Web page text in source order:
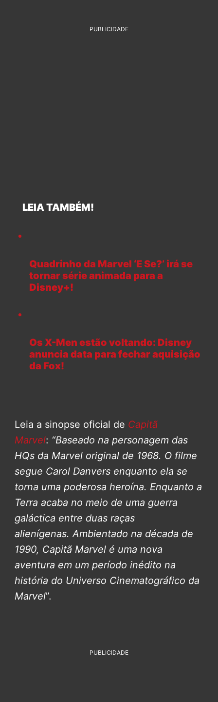
PUBLICIDADE
LEIA TAMBÉM!
Quadrinho da Marvel ‘E Se?’ irá se
tornar série animada para a
Disney+!
Os X-Men estão voltando: Disney
anuncia data para fechar aquisição
da Fox!
Leia a sinopse oficial de Capitã
Marvel: “Baseado na personagem das
HQs da Marvel original de 1968. O filme
segue Carol Danvers enquanto ela se
torna uma poderosa heroína. Enquanto a
Terra acaba no meio de uma guerra
galáctica entre duas raças
alienígenas. Ambientado na década de
1990, Capitã Marvel é uma nova
aventura em um período inédito na
história do Universo Cinematográfico da
Marvel”.
PUBLICIDADE